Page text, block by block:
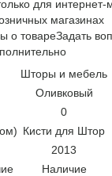
для
магазинах
о товареЗадать
Шторы и мебель
Оливковый
0
Кисти для Штор
2013
Наличие